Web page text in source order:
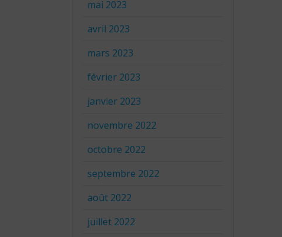
mai 2023
avril 2023
mars 2023
février 2023
janvier 2023
novembre 2022
octobre 2022
septembre 2022
août 2022
juillet 2022